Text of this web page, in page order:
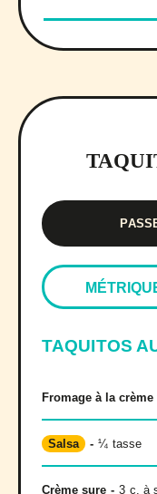
TAQUITOS
Fromage à la crème
Salsa - ¼ tasse
Crème sure - 3 c. à